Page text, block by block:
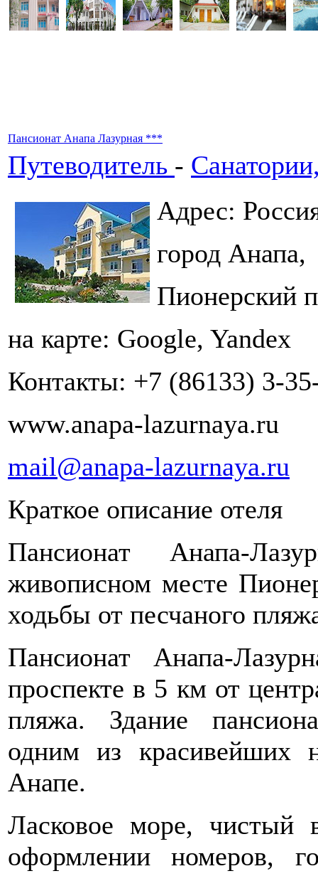
Пансионат Анапа Лазурная ***
Путеводитель -
Адрес:
город Анапа,
Пионерский
на карте: Google, Yandex
Контакты: +7 (86133) 3-
www.anapa-lazurnaya.ru
mail@anapa-lazurnaya.ru
Краткое описание отеля
Пансионат Анапа-
живописном месте
ходьбы от песчаного
Пансионат Анапа-
проспекте в 5 км от
пляжа. Здание
одним из красивейших
Анапе.
Ласковое море, чистый
оформлении номеров,